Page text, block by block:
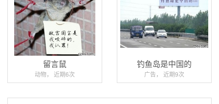
留言鼠
动物， 近期6次
钓鱼岛是中国的
广告， 近期9次